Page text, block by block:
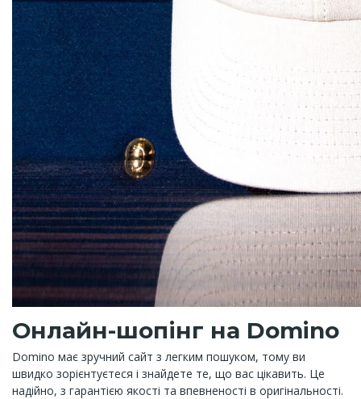
Онлайн-шопінг на Domino
Domino має зручний сайт з легким пошуком, тому ви
швидко зорієнтуєтеся і знайдете те, що вас цікавить. Це
надійно, з гарантією якості та впевненості в оригінальності.